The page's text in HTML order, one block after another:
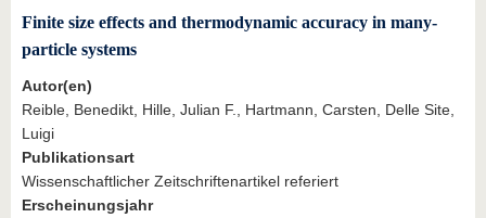
Finite size effects and thermodynamic accuracy in many-
particle systems
Autor(en)
Reible, Benedikt, Hille, Julian F., Hartmann, Carsten, Delle Site,
Luigi
Publikationsart
Wissenschaftlicher Zeitschriftenartikel referiert
Erscheinungsjahr